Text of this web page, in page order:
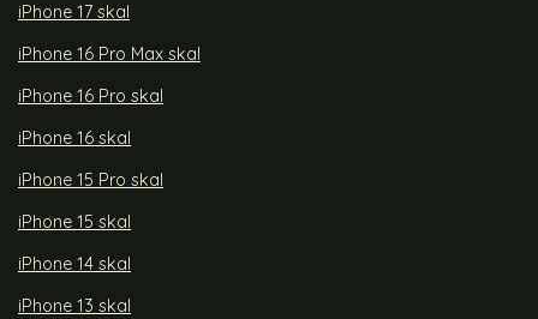
iPhone 17 skal
iPhone 16 Pro Max skal
iPhone 16 Pro skal
iPhone 16 skal
iPhone 15 Pro skal
iPhone 15 skal
iPhone 14 skal
iPhone 13 skal